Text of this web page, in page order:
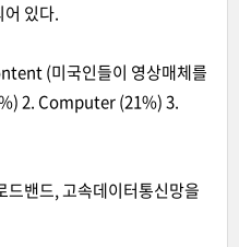
있다.
(미국인들이 영상매체를
2. Computer (21%) 3.
밴드, 고속데이터통신망을